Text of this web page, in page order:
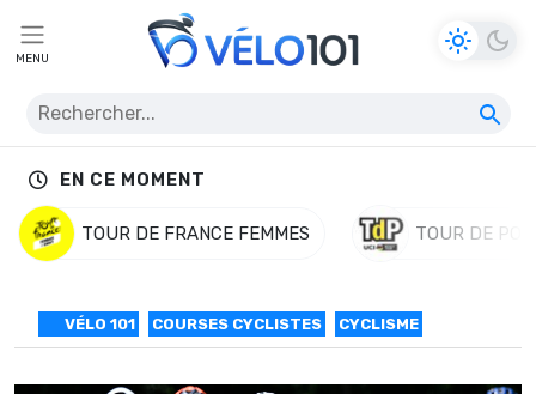
MENU
EN CE MOMENT
TOUR DE FRANCE FEMMES TOUR DE
VÉLO 101 COURSES CYCLISTES CYCLISME